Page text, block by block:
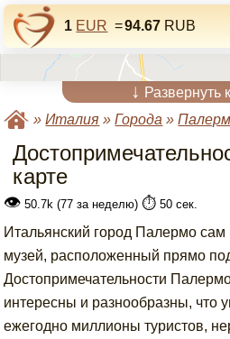
1 EUR =94.67 RUB
↓ Развернуть
»Италия »Города »
карте
👁 50.7k (77 за неделю) ⏱️ 50 сек.
Итальянский город Палермо
музей, расположенный прямо
Достопримечательности
интересны и разнообразны, что
ежегодно миллионы туристов,